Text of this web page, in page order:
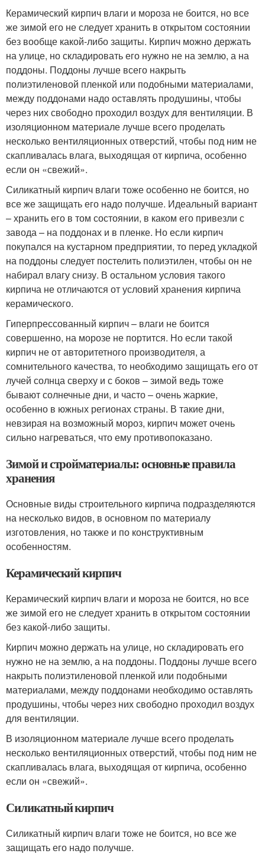
Керамический кирпич влаги и мороза не боится, но все
же зимой его не следует хранить в открытом состоянии
без вообще какой-либо защиты. Кирпич можно держать
на улице, но складировать его нужно не на землю, а на
поддоны. Поддоны лучше всего накрыть
полиэтиленовой пленкой или подобными материалами,
между поддонами надо оставлять продушины, чтобы
через них свободно проходил воздух для вентиляции. В
изоляционном материале лучше всего проделать
несколько вентиляционных отверстий, чтобы под ним не
скапливалась влага, выходящая от кирпича, особенно
если он «свежий».
Силикатный кирпич влаги тоже особенно не боится, но
все же защищать его надо получше. Идеальный вариант
– хранить его в том состоянии, в каком его привезли с
завода – на поддонах и в пленке. Но если кирпич
покупался на кустарном предприятии, то перед укладкой
на поддоны следует постелить полиэтилен, чтобы он не
набирал влагу снизу. В остальном условия такого
кирпича не отличаются от условий хранения кирпича
керамического.
Гиперпрессованный кирпич – влаги не боится
совершенно, на морозе не портится. Но если такой
кирпич не от авторитетного производителя, а
сомнительного качества, то необходимо защищать его от
лучей солнца сверху и с боков – зимой ведь тоже
бывают солнечные дни, и часто – очень жаркие,
особенно в южных регионах страны. В такие дни,
невзирая на возможный мороз, кирпич может очень
сильно нагреваться, что ему противопоказано.
Зимой и стройматериалы: основные правила
хранения
Основные виды строительного кирпича подразделяются
на несколько видов, в основном по материалу
изготовления, но также и по конструктивным
особенностям.
Керамический кирпич
Керамический кирпич влаги и мороза не боится, но все
же зимой его не следует хранить в открытом состоянии
без какой-либо защиты.
Кирпич можно держать на улице, но складировать его
нужно не на землю, а на поддоны. Поддоны лучше всего
накрыть полиэтиленовой пленкой или подобными
материалами, между поддонами необходимо оставлять
продушины, чтобы через них свободно проходил воздух
для вентиляции.
В изоляционном материале лучше всего проделать
несколько вентиляционных отверстий, чтобы под ним не
скапливалась влага, выходящая от кирпича, особенно
если он «свежий».
Силикатный кирпич
Силикатный кирпич влаги тоже не боится, но все же
защищать его надо получше.